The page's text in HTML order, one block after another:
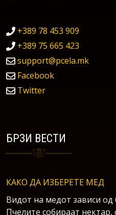
+389 78 453 909
+389 75 665 423
support@pcela.mk
Facebook
Twitter
БРЗИ ВЕСТИ
КАКО ДА ИЗБЕРЕТЕ МЕД
Видот на медот зависи од
Пчелите собираат нектар,